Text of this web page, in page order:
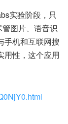
实验阶段，只
图片、语音识
手机和互联网搜
用性，这个应用